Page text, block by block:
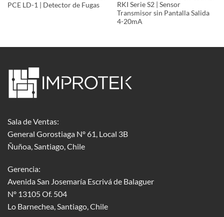
PCE LD-1 | Detector de Fugas
RKI Serie S2 | Sensor
Transmisor sin Pantalla Salida
4-20mA
Sala de Ventas:
General Gorostiaga Nº 61, Local 3B
Ñuñoa, Santiago, Chile
Gerencia:
Avenida San Josemaría Escrivá de Balaguer
Nº 13105 Of. 504
Lo Barnechea, Santiago, Chile